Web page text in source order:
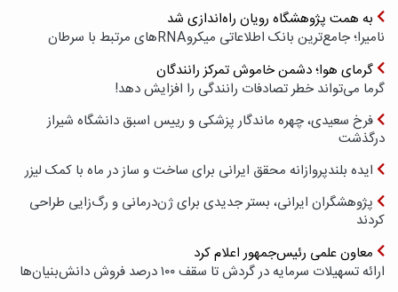
به همت پژوهشگاه رویان راه‌اندازی شد
نامیرا؛ جامع‌ترین بانک اطلاعاتی میکروRNAهای مرتبط با سرطان
گرمای هوا؛ دشمن خاموش تمرکز رانندگان
گرما می‌تواند خطر تصادفات رانندگی را افزایش دهد!
فرخ سعیدی، چهره ماندگار پزشکی و رییس اسبق دانشگاه شیراز
درگذشت
ایده بلندپروازانه محقق ایرانی برای ساخت و ساز در ماه با کمک لیزر
پژوهشگران ایرانی، بستر جدیدی برای ژن‌درمانی و رگ‌زایی طراحی
کردند
معاون علمی رئیس‌جمهور اعلام کرد
ارائه تسهیلات سرمایه در گردش تا سقف ۱۰۰ درصد فروش دانش‌بنیان‌ها